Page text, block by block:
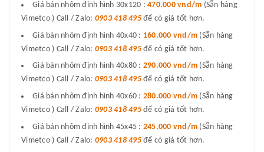
Giá bán nhôm định hình 30x120 : 470.000 vnd/m (Sẵn hàng
Vimetco ) Call / Zalo: 0903 418 495để có giá tốt hơn.
Giá bán nhôm định hình 40x40 : 160.000 vnd/m (Sẵn hàng
Vimetco ) Call / Zalo: 0903 418 495để có giá tốt hơn.
Giá bán nhôm định hình 40x80 : 290.000 vnd/m (Sẵn hàng
Vimetco ) Call / Zalo: 0903 418 495để có giá tốt hơn.
Giá bán nhôm định hình 40x60 : 280.000 vnd/m (Sẵn hàng
Vimetco ) Call / Zalo: 0903 418 495để có giá tốt hơn.
Giá bán nhôm định hình 45x45 : 245.000 vnd/m (Sẵn hàng
Vimetco ) Call / Zalo: 0903 418 495 để có giá tốt hơn.